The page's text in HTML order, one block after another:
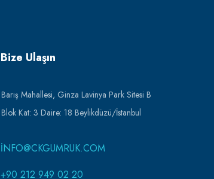
Bize Ulaşın
Barış Mahallesi, Ginza Lavinya Park Sitesi B
Blok Kat: 3 Daire: 18 Beylikdüzü/İstanbul
INFO@CKGUMRUK.COM
+90 212 949 02 20